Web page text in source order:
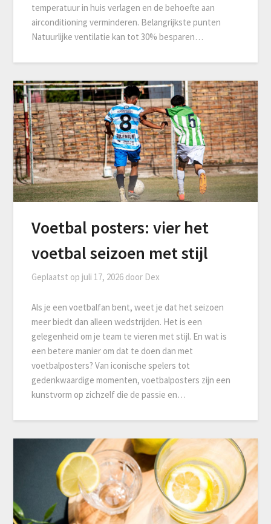
temperatuur in huis verlagen en de behoefte aan
airconditioning verminderen. Belangrijkste punten
Natuurlijke ventilatie kan tot 30% besparen…
Voetbal posters: vier het
voetbal seizoen met stijl
Geplaatst op juli 17, 2026 door Dex
Als je een voetbalfan bent, weet je dat het seizoen
meer biedt dan alleen wedstrijden. Het is een
gelegenheid om je team te vieren met stijl. En wat is
een betere manier om dat te doen dan met
voetbalposters? Van iconische spelers tot
gedenkwaardige momenten, voetbalposters zijn een
kunstvorm op zichzelf die de passie en…